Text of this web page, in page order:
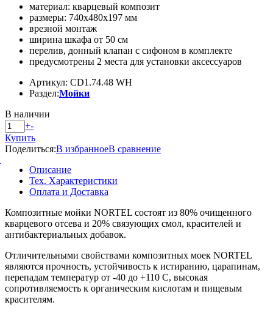
материал: кварцевый композит
размеры: 740х480х197 мм
врезной монтаж
ширина шкафа от 50 см
перелив, донный клапан с сифоном в комплекте
предусмотрены 2 места для установки аксессуаров
Артикул: СD1.74.48 WH
Раздел:Мойки
В наличии
+-
Купить
Поделиться:В избранноеВ сравнение
Описание
Тех. Характеристики
Оплата и Доставка
Композитные мойки NORTEL состоят из 80% очищенного
кварцевого отсева и 20% связующих смол, красителей и
антибактериальных добавок.
Отличительными свойствами композитных моек NORTEL
являются прочность, устойчивость к истиранию, царапинам,
перепадам температур от -40 до +110 С, высокая
сопротивляемость к органическим кислотам и пищевым
красителям.